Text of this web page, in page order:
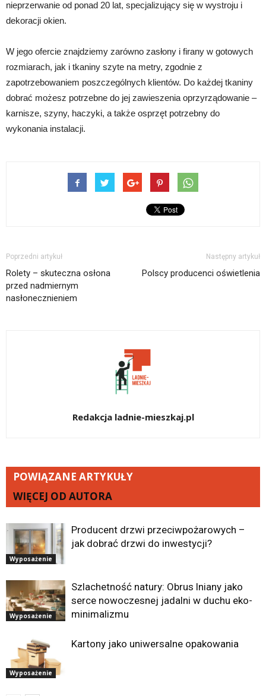
nieprzerwanie od ponad 20 lat, specjalizujący się w wystroju i
dekoracji okien.
W jego ofercie znajdziemy zarówno zasłony i firany w gotowych
rozmiarach, jak i tkaniny szyte na metry, zgodnie z
zapotrzebowaniem poszczególnych klientów. Do każdej tkaniny
dobrać możesz potrzebne do jej zawieszenia oprzyrządowanie –
karnisze, szyny, haczyki, a także osprzęt potrzebny do
wykonania instalacji.
Poprzedni artykuł
Rolety – skuteczna osłona
przed nadmiernym
nasłonecznieniem
Następny artykuł
Polscy producenci oświetlenia
Redakcja ladnie-mieszkaj.pl
POWIĄZANE ARTYKUŁY
WIĘCEJ OD AUTORA
Wyposażenie
Producent drzwi przeciwpożarowych –
jak dobrać drzwi do inwestycji?
Wyposażenie
Szlachetność natury: Obrus lniany jako
serce nowoczesnej jadalni w duchu eko-
minimalizmu
Wyposażenie
Kartony jako uniwersalne opakowania